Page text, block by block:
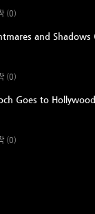
(0)
and Shadows (
(0)
Goes to
(0)